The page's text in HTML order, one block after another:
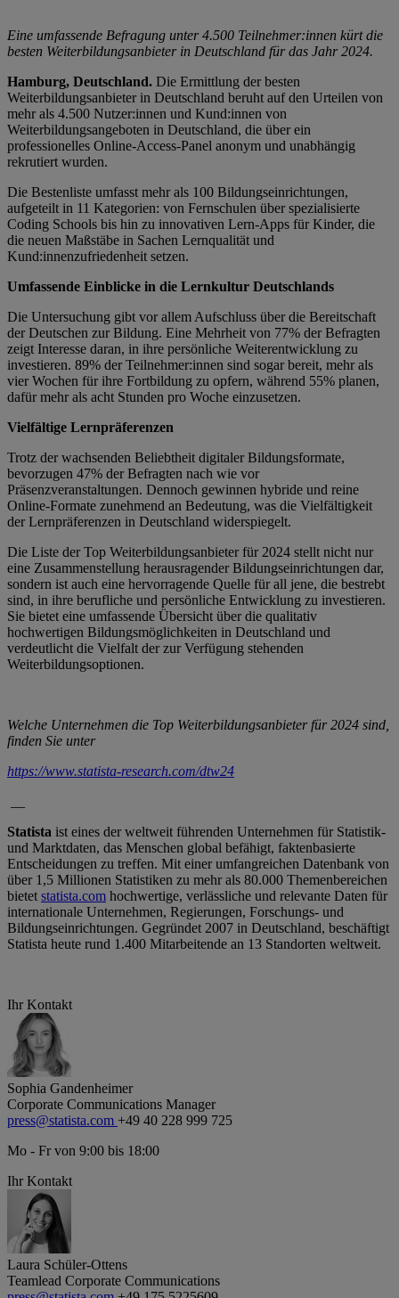
Eine umfassende Befragung unter 4.500 Teilnehmer:innen kürt die
besten Weiterbildungsanbieter in Deutschland für das Jahr 2024.
Hamburg, Deutschland. Die Ermittlung der besten
Weiterbildungsanbieter in Deutschland beruht auf den Urteilen von
mehr als 4.500 Nutzer:innen und Kund:innen von
Weiterbildungsangeboten in Deutschland, die über ein
professionelles Online-Access-Panel anonym und unabhängig
rekrutiert wurden.
Die Bestenliste umfasst mehr als 100 Bildungseinrichtungen,
aufgeteilt in 11 Kategorien: von Fernschulen über spezialisierte
Coding Schools bis hin zu innovativen Lern-Apps für Kinder, die
die neuen Maßstäbe in Sachen Lernqualität und
Kund:innenzufriedenheit setzen.
Umfassende Einblicke in die Lernkultur Deutschlands
Die Untersuchung gibt vor allem Aufschluss über die Bereitschaft
der Deutschen zur Bildung. Eine Mehrheit von 77% der Befragten
zeigt Interesse daran, in ihre persönliche Weiterentwicklung zu
investieren. 89% der Teilnehmer:innen sind sogar bereit, mehr als
vier Wochen für ihre Fortbildung zu opfern, während 55% planen,
dafür mehr als acht Stunden pro Woche einzusetzen.
Vielfältige Lernpräferenzen
Trotz der wachsenden Beliebtheit digitaler Bildungsformate,
bevorzugen 47% der Befragten nach wie vor
Präsenzveranstaltungen. Dennoch gewinnen hybride und reine
Online-Formate zunehmend an Bedeutung, was die Vielfältigkeit
der Lernpräferenzen in Deutschland widerspiegelt.
Die Liste der Top Weiterbildungsanbieter für 2024 stellt nicht nur
eine Zusammenstellung herausragender Bildungseinrichtungen dar,
sondern ist auch eine hervorragende Quelle für all jene, die bestrebt
sind, in ihre berufliche und persönliche Entwicklung zu investieren.
Sie bietet eine umfassende Übersicht über die qualitativ
hochwertigen Bildungsmöglichkeiten in Deutschland und
verdeutlicht die Vielfalt der zur Verfügung stehenden
Weiterbildungsoptionen.
Welche Unternehmen die Top Weiterbildungsanbieter für 2024 sind,
finden Sie unter
https://www.statista-research.com/dtw24
Statista ist eines der weltweit führenden Unternehmen für Statistik-
und Marktdaten, das Menschen global befähigt, faktenbasierte
Entscheidungen zu treffen. Mit einer umfangreichen Datenbank von
über 1,5 Millionen Statistiken zu mehr als 80.000 Themenbereichen
bietet statista.com hochwertige, verlässliche und relevante Daten für
internationale Unternehmen, Regierungen, Forschungs- und
Bildungseinrichtungen. Gegründet 2007 in Deutschland, beschäftigt
Statista heute rund 1.400 Mitarbeitende an 13 Standorten weltweit.
Ihr Kontakt
Sophia Gandenheimer
Corporate Communications Manager
press@statista.com +49 40 228 999 725
Mo - Fr von 9:00 bis 18:00
Ihr Kontakt
Laura Schüler-Ottens
Teamlead Corporate Communications